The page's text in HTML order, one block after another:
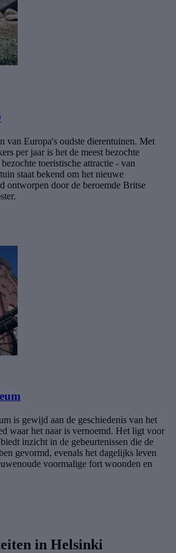
van Europa's oudste dierentuinen. Met
per jaar is het de meest bezochte
toeristische attractie - van
staat bekend om het nieuwe
ontworpen door de beroemde Britse
is gewijd aan de geschiedenis van het
waar het naar is vernoemd. Het ligt voor
inzicht in de gebeurtenissen die de
gevormd, evenals het dagelijks leven
voormalige fort woonden en
in Helsinki